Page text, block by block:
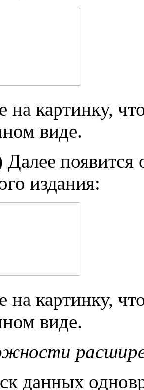
на картинку,
виде.
появится
издания:
на картинку,
виде.
данных